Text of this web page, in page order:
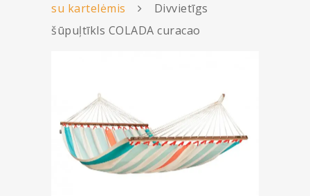
su kartelėmis
Divvietīgs
šūpuļtīkls COLADA curacao